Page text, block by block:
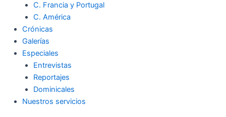
C. Francia y Portugal
C. América
Crónicas
Galerías
Especiales
Entrevistas
Reportajes
Dominicales
Nuestros servicios